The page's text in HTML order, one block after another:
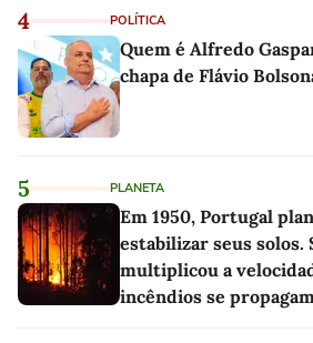
4 POLÍTICA
Quem é Alfredo
chapa de Flávio
5 PLANETA
Em 1950, Portugal
estabilizar seus solos.
multiplicou a
incêndios se propagam